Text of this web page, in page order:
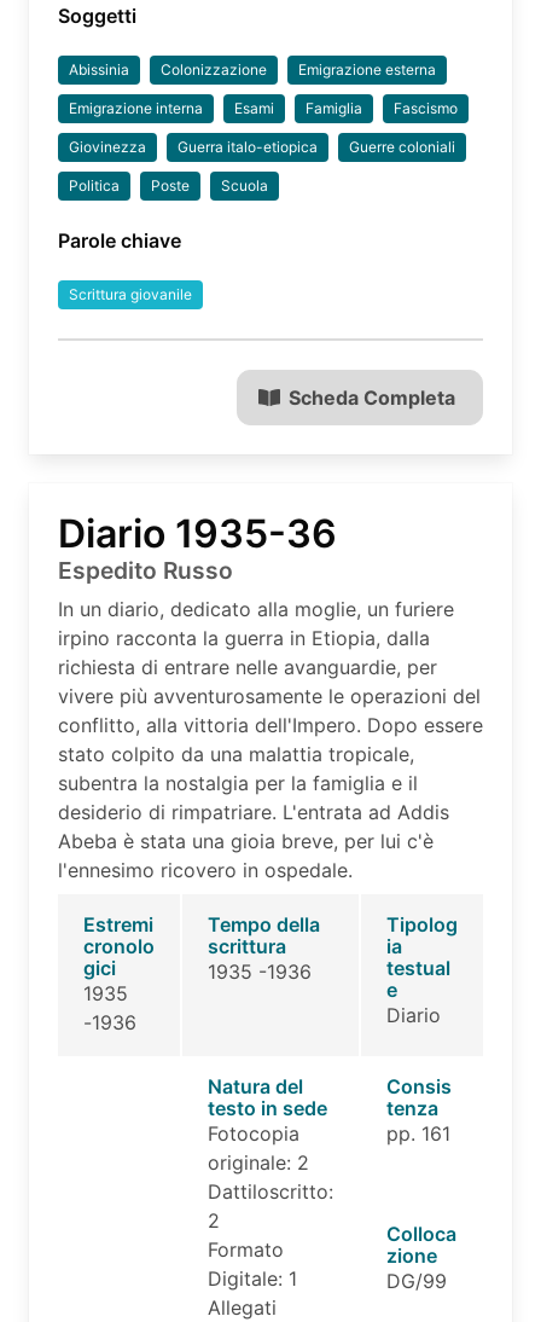
Soggetti
Abissinia Colonizzazione Emigrazione esterna
Emigrazione interna Esami Famiglia Fascismo
Giovinezza Guerra italo-etiopica Guerre coloniali
Politica Poste Scuola
Parole chiave
Scrittura giovanile
Scheda Completa
Diario 1935-36
Espedito Russo
In un diario, dedicato alla moglie, un furiere
irpino racconta la guerra in Etiopia, dalla
richiesta di entrare nelle avanguardie, per
vivere più avventurosamente le operazioni del
conflitto, alla vittoria dell'Impero. Dopo essere
stato colpito da una malattia tropicale,
subentra la nostalgia per la famiglia e il
desiderio di rimpatriare. L'entrata ad Addis
Abeba è stata una gioia breve, per lui c'è
l'ennesimo ricovero in ospedale.
Estremi
cronolo
gici
1935
-1936
Tempo della
scrittura
1935 -1936
Tipolog
ia
testual
e
Diario
Natura del
testo in sede
Fotocopia
originale: 2
Dattiloscritto:
2
Formato
Digitale: 1
Allegati
Consis
tenza
pp. 161
Colloca
zione
DG/99